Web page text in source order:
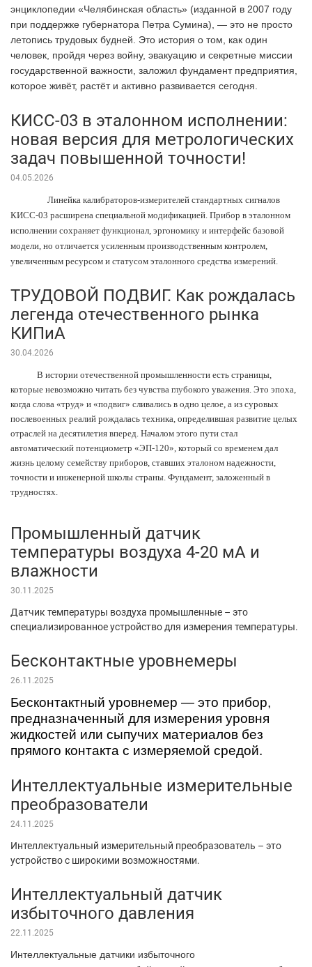
энциклопедии «Челябинская область» (изданной в 2007 году
при поддержке губернатора Петра Сумина), — это не просто
летопись трудовых будней. Это история о том, как один
человек, пройдя через войну, эвакуацию и секретные миссии
государственной важности, заложил фундамент предприятия,
которое живёт, растёт и активно развивается сегодня.
КИСС-03 в эталонном исполнении:
новая версия для метрологических
задач повышенной точности!
04.05.2026
Линейка калибраторов-измерителей стандартных сигналов
КИСС-03 расширена специальной модификацией. Прибор в эталонном
исполнении сохраняет функционал, эргономику и интерфейс базовой
модели, но отличается усиленным производственным контролем,
увеличенным ресурсом и статусом эталонного средства измерений.
ТРУДОВОЙ ПОДВИГ. Как рождалась
легенда отечественного рынка
КИПиА
30.04.2026
В истории отечественной промышленности есть страницы,
которые невозможно читать без чувства глубокого уважения. Это эпоха,
когда слова «труд» и «подвиг» сливались в одно целое, а из суровых
послевоенных реалий рождалась техника, определившая развитие целых
отраслей на десятилетия вперед. Началом этого пути стал
автоматический потенциометр «ЭП-120», который со временем дал
жизнь целому семейству приборов, ставших эталоном надежности,
точности и инженерной школы страны. Фундамент, заложенный в
трудностях.
Промышленный датчик
температуры воздуха 4-20 мА и
влажности
30.11.2025
Датчик температуры воздуха промышленные – это
специализированное устройство для измерения температуры.
Бесконтактные уровнемеры
26.11.2025
Бесконтактный уровнемер — это прибор,
предназначенный для измерения уровня
жидкостей или сыпучих материалов без
прямого контакта с измеряемой средой.
Интеллектуальные измерительные
преобразователи
24.11.2025
Интеллектуальный измерительный преобразователь – это
устройство с широкими возможностями.
Интеллектуальный датчик
избыточного давления
22.11.2025
Интеллектуальные датчики избыточного